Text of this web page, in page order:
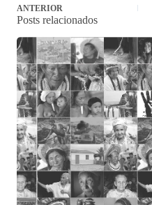
ANTERIOR
Posts relacionados